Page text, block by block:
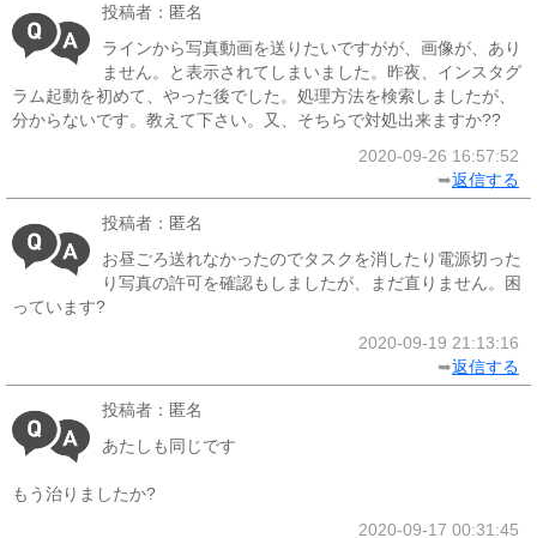
投稿者：匿名
ラインから写真動画を送りたいですがが、画像が、あり
ません。と表示されてしまいました。昨夜、インスタグ
ラム起動を初めて、やった後でした。処理方法を検索しましたが、
分からないです。教えて下さい。又、そちらで対処出来ますか??
2020-09-26 16:57:52
➥返信する
投稿者：匿名
お昼ごろ送れなかったのでタスクを消したり電源切った
り写真の許可を確認もしましたが、まだ直りません。困
っています?
2020-09-19 21:13:16
➥返信する
投稿者：匿名
あたしも同じです
もう治りましたか?
2020-09-17 00:31:45